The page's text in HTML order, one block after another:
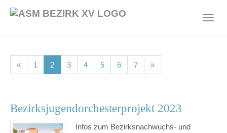
« 1 (current)
2(current)
3(current)
4(current)
5(current)
6(current)
7(current)
»
Bezirksjugendorchesterprojekt 2023
Infos zum Bezirksnachwuchs- und